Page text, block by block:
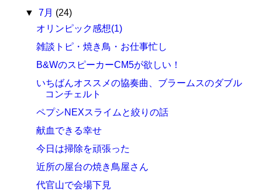
▼ 7月 (24)
オリンピック感想(1)
雑談トピ・焼き鳥・お仕事忙し
B&WのスピーカーCM5が欲しい！
いちばんオススメの協奏曲、ブラームスのダブル
コンチェルト
ペプシNEXスライムと絞りの話
献血できる幸せ
今日は掃除を頑張った
近所の屋台の焼き鳥屋さん
代官山で会場下見